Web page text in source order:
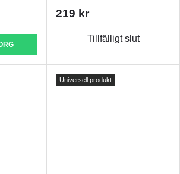
219 kr
Tillfälligt slut
Universell produkt